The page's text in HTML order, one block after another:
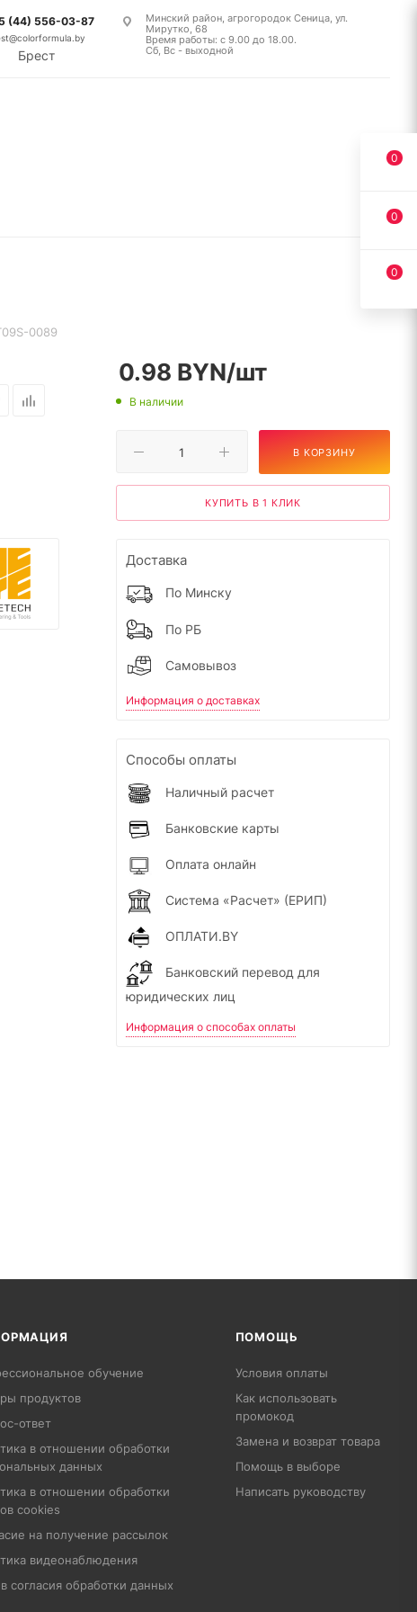
(44) 556-03-87
Брест
Минский район, агрогородок Сеница, ул.
Мирутко, 68
Время работы: с 9.00 до 18.00.
Сб, Вс - выходной
0089
0.98 BYN/шт
В наличии
В КОРЗИНУ
КУПИТЬ В 1 КЛИК
Доставка
По Минску
По РБ
Самовывоз
Информация о доставках
Способы оплаты
Наличный расчет
Банковские карты
Оплата онлайн
Система «Расчет» (ЕРИП)
ОПЛАТИ.BY
Банковский перевод для
юридических лиц
Информация о способах оплаты
обучение
продуктов
ответ
в отношении обработки
данных
в отношении обработки
cookies
на получение рассылок
видеонаблюдения
согласия обработки данных
ПОМОЩЬ
Условия оплаты
Как использовать
промокод
Замена и возврат товара
Помощь в выборе
Написать руководству
0
0
0